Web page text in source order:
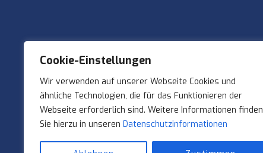
Cookie-Einstellungen
Wir verwenden auf unserer Webseite Cookies und
ähnliche Technologien, die für das Funktionieren der
Webseite erforderlich sind. Weitere Informationen finden
Sie hierzu in unseren Datenschutzinformationen